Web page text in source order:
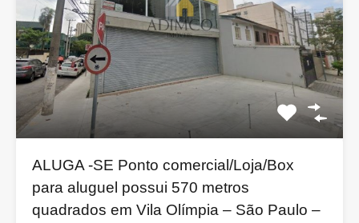
ALUGA -SE Ponto comercial/Loja/Box
para aluguel possui 570 metros
quadrados em Vila Olímpia – São Paulo –